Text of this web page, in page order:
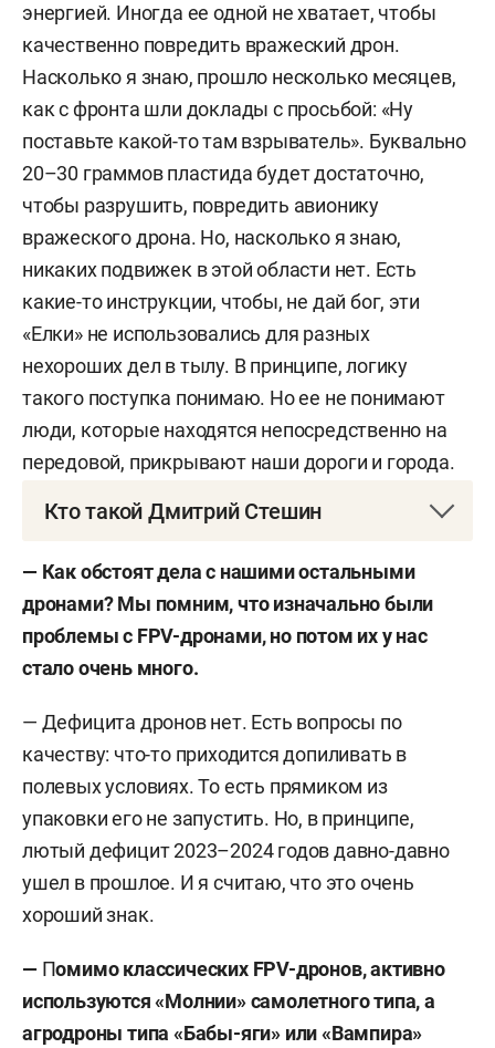
энергией. Иногда ее одной не хватает, чтобы
качественно повредить вражеский дрон.
Насколько я знаю, прошло несколько месяцев,
как с фронта шли доклады с просьбой: «Ну
поставьте какой-то там взрыватель». Буквально
20–30 граммов пластида будет достаточно,
чтобы разрушить, повредить авионику
вражеского дрона. Но, насколько я знаю,
никаких подвижек в этой области нет. Есть
какие-то инструкции, чтобы, не дай бог, эти
«Елки» не использовались для разных
нехороших дел в тылу. В принципе, логику
такого поступка понимаю. Но ее не понимают
люди, которые находятся непосредственно на
передовой, прикрывают наши дороги и города.
Кто такой Дмитрий Стешин
Дмитрий Анатольевич Стешин
военный журналист, редактор. Известный
публицист и спикер, корреспондент
«Комсомольской правды»; работал в горячих
многочисленных статей.
Стешин родился в семье профессора, доктора
экономических наук. Окончил Северо-Западную
академию государственной службы.
Журналистскую деятельность начинал в
ленинградской газете «Пять углов», с 1994 года
работал редактором журнала «Калейдоскоп». С
мая 2000-го — в «Комсомольской правде», шеф-
редактор в «Петербурге». В 2004 году перешел в
центральную редакцию в Москве, где
— Как обстоят дела с нашими остальными
дронами? Мы помним, что изначально были
проблемы с FPV-дронами, но потом их у нас
стало очень много.
— Дефицита дронов нет. Есть вопросы по
качеству: что-то приходится допиливать в
полевых условиях. То есть прямиком из
упаковки его не запустить. Но, в принципе,
лютый дефицит 2023–2024 годов давно-давно
ушел в прошлое. И я считаю, что это очень
хороший знак.
— Помимо классических FPV-дронов, активно
используются «Молнии» самолетного типа, а
агродроны типа «Бабы-яги» или «Вампира»